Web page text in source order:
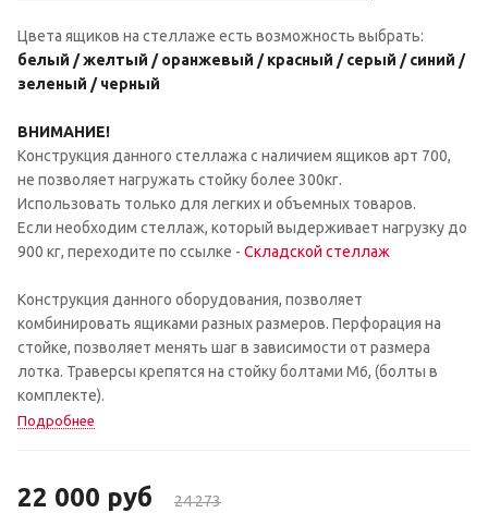
Цвета ящиков на стеллаже есть возможность выбрать:
белый / желтый / оранжевый / красный / серый / синий /
зеленый / черный
ВНИМАНИЕ!
Конструкция данного стеллажа с наличием ящиков арт 700,
не позволяет нагружать стойку более 300кг.
Использовать только для легких и объемных товаров.
Если необходим стеллаж, который выдерживает нагрузку до
900 кг, переходите по ссылке - Складской стеллаж
Конструкция данного оборудования, позволяет
комбинировать ящиками разных размеров. Перфорация на
стойке, позволяет менять шаг в зависимости от размера
лотка. Траверсы крепятся на стойку болтами М6, (болты в
комплекте).
Подробнее
22 000 руб 24 273